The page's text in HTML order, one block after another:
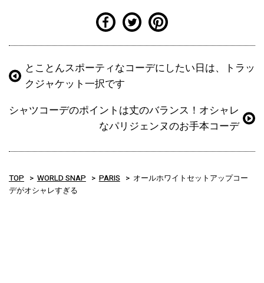
とことんスポーティなコーデにしたい日は、トラッ
クジャケット一択です
シャツコーデのポイントは丈のバランス！オシャレ
なパリジェンヌのお手本コーデ
TOP WORLD SNAP PARIS
オールホワイトセットアップコー
デがオシャレすぎる